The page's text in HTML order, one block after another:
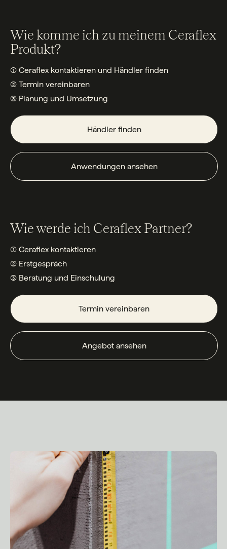
Wie komme ich zu meinem Ceraflex
Produkt?
① Ceraflex kontaktieren und Händler finden
② Termin vereinbaren
③ Planung und Umsetzung
Händler finden
Anwendungen ansehen
Wie werde ich Ceraflex Partner?
① Ceraflex kontaktieren
② Erstgespräch
③ Beratung und Einschulung
Termin vereinbaren
Angebot ansehen